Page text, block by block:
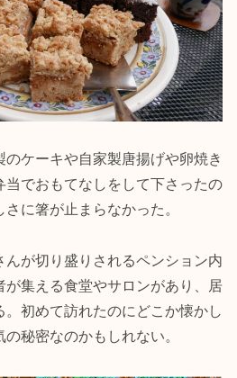
ケーキや自家製唐揚げや卵焼き
当でおもてなしをして下さったの
に箸が止まらなかった。
んが切り盛りされるペンション内
が集える食堂やサロンがあり、居
初めて訪れたのにどこか懐かし
秘密なのかもしれない。